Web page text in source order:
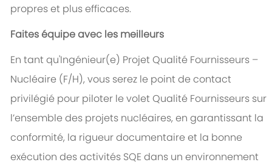
propres et plus efficaces.
Faites équipe avec les meilleurs
En tant qu'Ingénieur(e) Projet Qualité Fournisseurs –
Nucléaire (F/H), vous serez le point de contact
privilégié pour piloter le volet Qualité Fournisseurs sur
l’ensemble des projets nucléaires, en garantissant la
conformité, la rigueur documentaire et la bonne
exécution des activités SQE dans un environnement